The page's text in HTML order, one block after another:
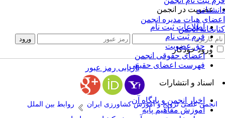
عضویت در انجمن
اطلاعات ثبت نام
فرم ثبت نام
حق عضویت
اعضای حقوقی انجمن
فهرست اعضای حقیقی
اسناد و انتشارات
اخبار انجمن و پایگاه آن
آموزش مفاهیم پایه
هیات مدیره انجمن
انجمن
ورود خودکار
بازیابی رمز عبور
انجمن علمی ترویج و آموزش کشاورزی ایران روابط بین الملل